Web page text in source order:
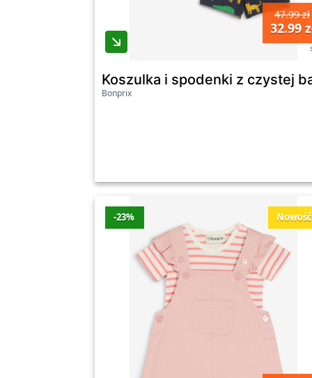
wyjątkowego charakteru i szyku.
Galanteria to kolejna ważna część
które uzupełnią Twoją stylizację i
robienia zakupów odzieżowych i
Produkt
Botki Jana, wygodna tęgość Bonprix
Lekka bluza z kapturem, z miękkiego
Komplet garniturowy z wiskozą szt.) Bonprix
Garnitur z koszulą i krawatem części),
47.99 zł
32.99
Koszulka i spodenki z czystej
Bonprix
Nowość
-23%